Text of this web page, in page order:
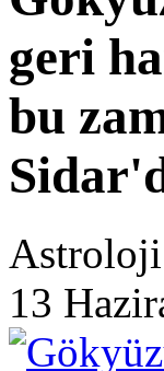
geri
bu
Astroloji
13